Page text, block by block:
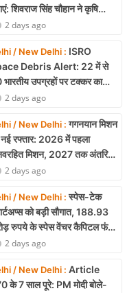
शिवराज सिंह चौहान ने कृषि
से नियमित प्रशिक्षण का
2 days ago
/ New Delhi : ISRO
Debris Alert: 22 में से
उपग्रहों पर टक्कर का
29 बार CAM ऑपरेशन सफल
2 days ago
/ New Delhi :गगनयान मिशन
रफ्तार: 2026 में पहला
मिशन, 2027 तक अंतरिक्ष
पहला भारतीय दल
2 days ago
/ New Delhi :स्पेस-टेक
को बड़ी सौगात, 188.93
रुपये के स्पेस वेंचर कैपिटल फंड
कंपनियों को मिलेगा निवेश
2 days ago
/ New Delhi : Article
के 7 साल पूरे: PM मोदी बोले-